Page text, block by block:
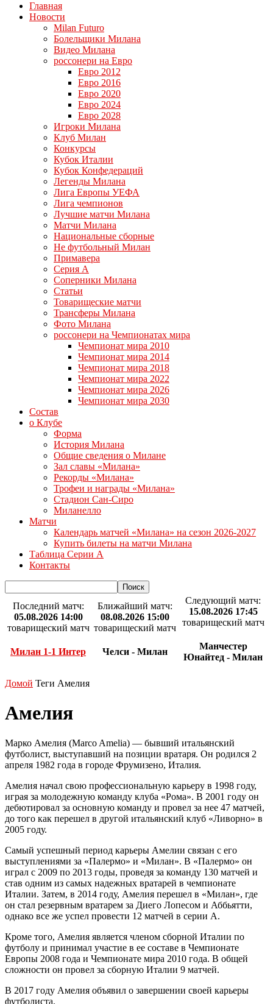
Главная
Новости
Milan Futuro
Болельщики Милана
Видео Милана
россонери на Евро
Евро 2012
Евро 2016
Евро 2020
Евро 2024
Евро 2028
Игроки Милана
Клуб Милан
Конкурсы
Кубок Италии
Кубок Конфедераций
Легенды Милана
Лига Европы УЕФА
Лига чемпионов
Лучшие матчи Милана
Матчи Милана
Национальные сборные
Не футбольный Милан
Примавера
Серия А
Соперники Милана
Статьи
Товарищеские матчи
Трансферы Милана
Фото Милана
россонери на Чемпионатах мира
Чемпионат мира 2010
Чемпионат мира 2014
Чемпионат мира 2018
Чемпионат мира 2022
Чемпионат мира 2026
Чемпионат мира 2030
Состав
о Клубе
Форма
История Милана
Общие сведения о Милане
Зал славы «Милана»
Рекорды «Милана»
Трофеи и награды «Милана»
Стадион Сан-Сиро
Миланелло
Матчи
Календарь матчей «Милана» на сезон 2026-2027
Купить билеты на матчи Милана
Таблица Серии А
Контакты
Последний матч:
05.08.2026 14:00
товарищеский матч
Милан 1-1 Интер
Ближайший матч:
08.08.2026 15:00
товарищеский матч
Челси - Милан
Следующий матч:
15.08.2026 17:45
товарищеский матч
Манчестер
Юнайтед - Милан
Домой Теги Амелия
Амелия
Марко Амелия (Marco Amelia) — бывший итальянский
футболист, выступавший на позиции вратаря. Он родился 2
апреля 1982 года в городе Фрумизено, Италия.
Амелия начал свою профессиональную карьеру в 1998 году,
играя за молодежную команду клуба «Рома». В 2001 году он
дебютировал за основную команду и провел за нее 47 матчей,
до того как перешел в другой итальянский клуб «Ливорно» в
2005 году.
Самый успешный период карьеры Амелии связан с его
выступлениями за «Палермо» и «Милан». В «Палермо» он
играл с 2009 по 2013 годы, проведя за команду 130 матчей и
став одним из самых надежных вратарей в чемпионате
Италии. Затем, в 2014 году, Амелия перешел в «Милан», где
он стал резервным вратарем за Диего Лопесом и Аббьятти,
однако все же успел провести 12 матчей в серии А.
Кроме того, Амелия является членом сборной Италии по
футболу и принимал участие в ее составе в Чемпионате
Европы 2008 года и Чемпионате мира 2010 года. В общей
сложности он провел за сборную Италии 9 матчей.
В 2017 году Амелия объявил о завершении своей карьеры
футболиста.